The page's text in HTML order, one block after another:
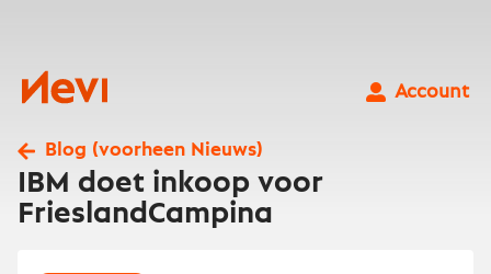
Nevi
Account
Blog (voorheen Nieuws)
IBM doet inkoop voor
FrieslandCampina